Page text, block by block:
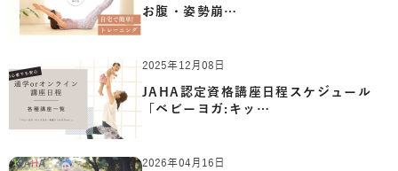
お腹・姿勢崩…
2025年12月08日
JAHA認定資格講座日程スケジュール
「ベビーヨガ:キッ…
2026年04月16日